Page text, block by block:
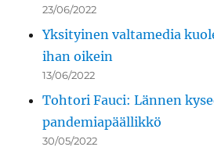
23/06/2022
Yksityinen valtamedia
ihan oikein
13/06/2022
Tohtori Fauci: Lännen
pandemiapäällikkö
30/05/2022